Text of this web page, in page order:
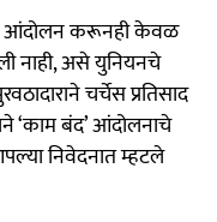
आंदोलन करूनही केवळ
नाही, असे युनियनचे
चर्चेस प्रतिसाद
‘काम बंद’ आंदोलनाचे
निवेदनात म्हटले